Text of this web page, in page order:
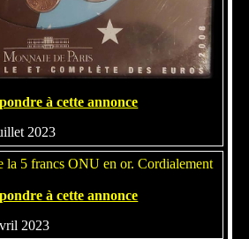
à cette annonce
2023
la 5 francs ONU en or. Cordialement
à cette annonce
2023